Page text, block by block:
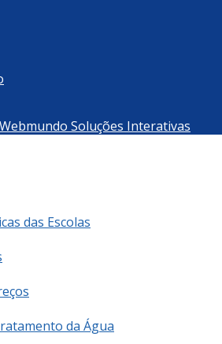
Webmundo Soluções Interativas
das Escolas
da Água